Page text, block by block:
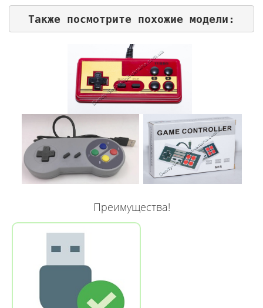
Также посмотрите похожие модели:
Преимущества!